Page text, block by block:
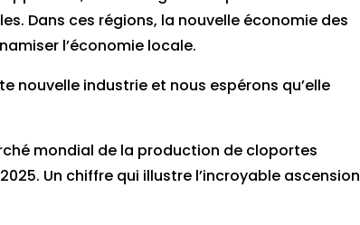
Dans ces régions, la nouvelle économie des
l’économie locale.
nouvelle industrie et nous espérons qu’elle
mondial de la production de cloportes
2025. Un chiffre qui illustre l’incroyable ascension